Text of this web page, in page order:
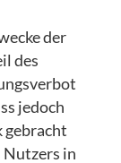
der
des
jedoch
gebracht
Nutzers in